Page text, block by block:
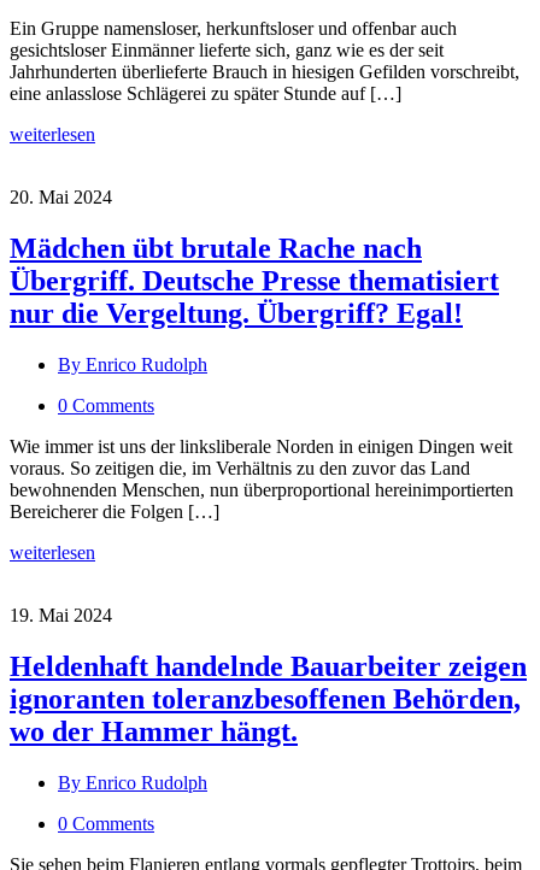
Ein Gruppe namensloser, herkunftsloser und offenbar auch
gesichtsloser Einmänner lieferte sich, ganz wie es der seit
Jahrhunderten überlieferte Brauch in hiesigen Gefilden vorschreibt,
eine anlasslose Schlägerei zu später Stunde auf […]
weiterlesen
20. Mai 2024
Mädchen übt brutale Rache nach
Übergriff. Deutsche Presse thematisiert
nur die Vergeltung. Übergriff? Egal!
By Enrico Rudolph
0 Comments
Wie immer ist uns der linksliberale Norden in einigen Dingen weit
voraus. So zeitigen die, im Verhältnis zu den zuvor das Land
bewohnenden Menschen, nun überproportional hereinimportierten
Bereicherer die Folgen […]
weiterlesen
19. Mai 2024
Heldenhaft handelnde Bauarbeiter zeigen
ignoranten toleranzbesoffenen Behörden,
wo der Hammer hängt.
By Enrico Rudolph
0 Comments
Sie sehen beim Flanieren entlang vormals gepflegter Trottoirs, beim